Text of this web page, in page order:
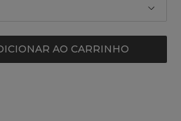
AO CARRINHO